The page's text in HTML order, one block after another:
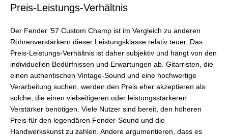
Preis-Leistungs-Verhältnis
Der Fender ’57 Custom Champ ist im Vergleich zu anderen
Röhrenverstärkern dieser Leistungsklasse relativ teuer. Das
Preis-Leistungs-Verhältnis ist daher subjektiv und hängt von den
individuellen Bedürfnissen und Erwartungen ab. Gitarristen, die
einen authentischen Vintage-Sound und eine hochwertige
Verarbeitung suchen, werden den Preis eher akzeptieren als
solche, die einen vielseitigeren oder leistungsstärkeren
Verstärker benötigen. Viele Nutzer sind bereit, den höheren
Preis für den legendären Fender-Sound und die
Handwerkskunst zu zahlen. Andere argumentieren, dass es